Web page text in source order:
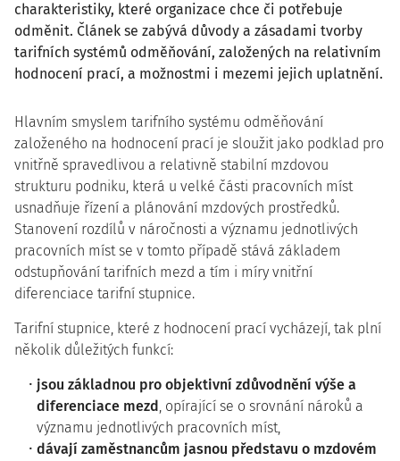
charakteristiky, které organizace chce či potřebuje
odměnit. Článek se zabývá důvody a zásadami tvorby
tarifních systémů odměňování, založených na relativním
hodnocení prací, a možnostmi i mezemi jejich uplatnění.
Hlavním smyslem tarifního systému odměňování
založeného na hodnocení prací je sloužit jako podklad pro
vnitřně spravedlivou a relativně stabilní mzdovou
strukturu podniku, která u velké části pracovních míst
usnadňuje řízení a plánování mzdových prostředků.
Stanovení rozdílů v náročnosti a významu jednotlivých
pracovních míst se v tomto případě stává základem
odstupňování tarifních mezd a tím i míry vnitřní
diferenciace tarifní stupnice.
Tarifní stupnice, které z hodnocení prací vycházejí, tak plní
několik důležitých funkcí:
jsou základnou pro objektivní zdůvodnění výše a
diferenciace mezd, opírající se o srovnání nároků a
významu jednotlivých pracovních míst,
dávají zaměstnancům jasnou představu o mzdovém